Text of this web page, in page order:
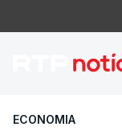
ECONOMIA